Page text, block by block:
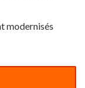
modernisés